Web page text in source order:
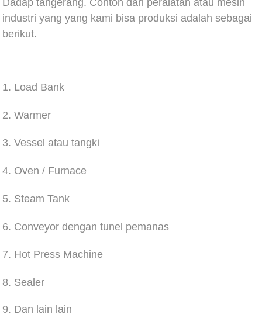
Dadap tangerang. Contoh dari peralatan atau mesin
industri yang yang kami bisa produksi adalah sebagai
berikut.
1. Load Bank
2. Warmer
3. Vessel atau tangki
4. Oven / Furnace
5. Steam Tank
6. Conveyor dengan tunel pemanas
7. Hot Press Machine
8. Sealer
9. Dan lain lain